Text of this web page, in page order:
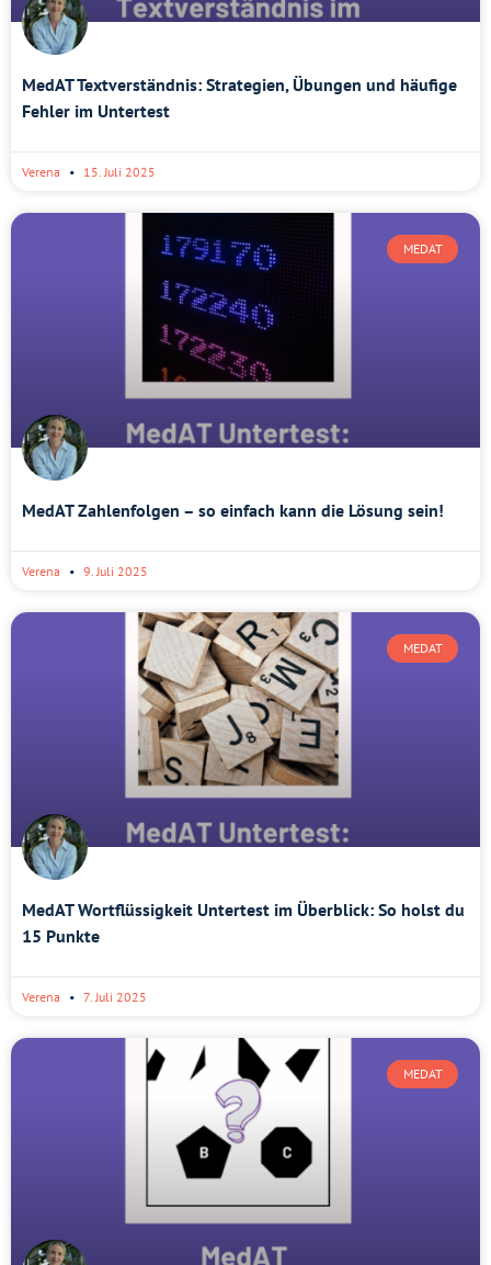
MedAT Textverständnis: Strategien, Übungen und häufige
Fehler im Untertest
Verena 15. Juli 2025
MEDAT
MedAT Zahlenfolgen – so einfach kann die Lösung sein!
Verena 9. Juli 2025
MEDAT
MedAT Wortflüssigkeit Untertest im Überblick: So holst du
15 Punkte
Verena 7. Juli 2025
MEDAT